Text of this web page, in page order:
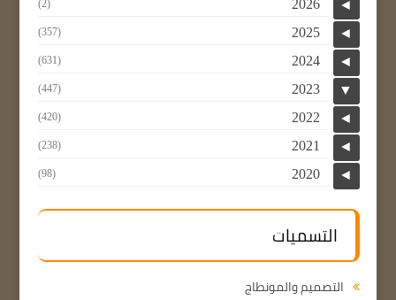
◄
2026
(2)
◄
2025
(357)
◄
2024
(631)
▼
2023
(447)
◄
2022
(420)
◄
2021
(238)
◄
2020
(98)
التسميات
التصميم والمونطاج